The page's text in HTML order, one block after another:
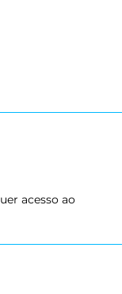
acesso ao